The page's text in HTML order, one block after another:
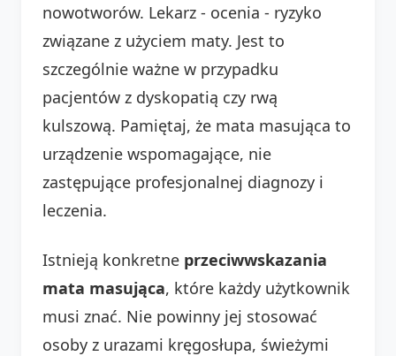
nowotworów. Lekarz - ocenia - ryzyko
związane z użyciem maty. Jest to
szczególnie ważne w przypadku
pacjentów z dyskopatią czy rwą
kulszową. Pamiętaj, że mata masująca to
urządzenie wspomagające, nie
zastępujące profesjonalnej diagnozy i
leczenia.
Istnieją konkretne przeciwwskazania
mata masująca, które każdy użytkownik
musi znać. Nie powinny jej stosować
osoby z urazami kręgosłupa, świeżymi